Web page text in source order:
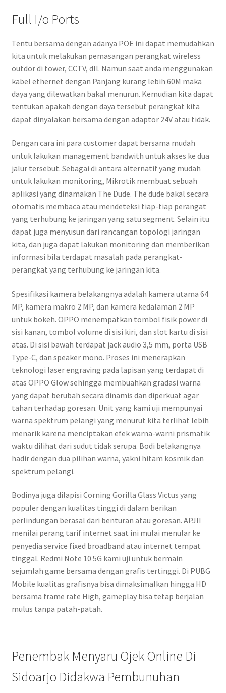
Full I/o Ports
Tentu bersama dengan adanya POE ini dapat memudahkan
kita untuk melakukan pemasangan perangkat wireless
outdor di tower, CCTV, dll. Namun saat anda menggunakan
kabel ethernet dengan Panjang kurang lebih 60M maka
daya yang dilewatkan bakal menurun. Kemudian kita dapat
tentukan apakah dengan daya tersebut perangkat kita
dapat dinyalakan bersama dengan adaptor 24V atau tidak.
Dengan cara ini para customer dapat bersama mudah
untuk lakukan management bandwith untuk akses ke dua
jalur tersebut. Sebagai di antara alternatif yang mudah
untuk lakukan monitoring, Mikrotik membuat sebuah
aplikasi yang dinamakan The Dude. The dude bakal secara
otomatis membaca atau mendeteksi tiap-tiap perangat
yang terhubung ke jaringan yang satu segment. Selain itu
dapat juga menyusun dari rancangan topologi jaringan
kita, dan juga dapat lakukan monitoring dan memberikan
informasi bila terdapat masalah pada perangkat-
perangkat yang terhubung ke jaringan kita.
Spesifikasi kamera belakangnya adalah kamera utama 64
MP, kamera makro 2 MP, dan kamera kedalaman 2 MP
untuk bokeh. OPPO menempatkan tombol fisik power di
sisi kanan, tombol volume di sisi kiri, dan slot kartu di sisi
atas. Di sisi bawah terdapat jack audio 3,5 mm, porta USB
Type-C, dan speaker mono. Proses ini menerapkan
teknologi laser engraving pada lapisan yang terdapat di
atas OPPO Glow sehingga membuahkan gradasi warna
yang dapat berubah secara dinamis dan diperkuat agar
tahan terhadap goresan. Unit yang kami uji mempunyai
warna spektrum pelangi yang menurut kita terlihat lebih
menarik karena menciptakan efek warna-warni prismatik
waktu dilihat dari sudut tidak serupa. Bodi belakangnya
hadir dengan dua pilihan warna, yakni hitam kosmik dan
spektrum pelangi.
Bodinya juga dilapisi Corning Gorilla Glass Victus yang
populer dengan kualitas tinggi di dalam berikan
perlindungan berasal dari benturan atau goresan. APJII
menilai perang tarif internet saat ini mulai menular ke
penyedia service fixed broadband atau internet tempat
tinggal. Redmi Note 10 5G kami uji untuk bermain
sejumlah game bersama dengan grafis tertinggi. Di PUBG
Mobile kualitas grafisnya bisa dimaksimalkan hingga HD
bersama frame rate High, gameplay bisa tetap berjalan
mulus tanpa patah-patah.
Penembak Menyaru Ojek Online Di
Sidoarjo Didakwa Pembunuhan